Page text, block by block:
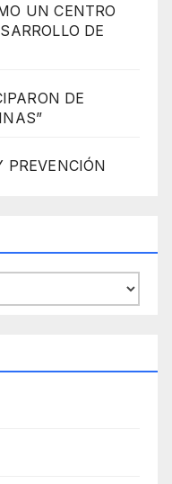
UN CENTRO
DE
DE
PREVENCIÓN